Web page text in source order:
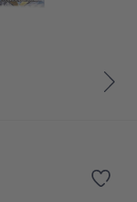
Zur